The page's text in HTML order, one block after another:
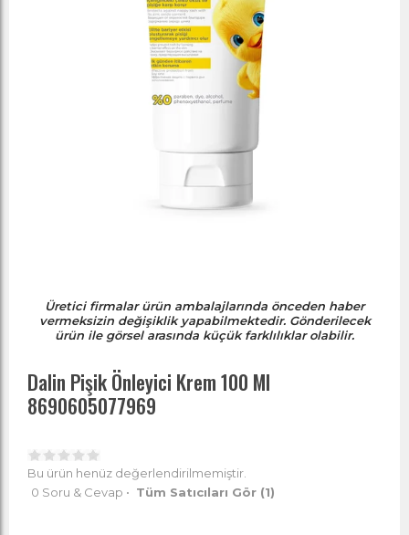
Üretici firmalar ürün ambalajlarında önceden haber
vermeksizin değişiklik yapabilmektedir. Gönderilecek
ürün ile görsel arasında küçük farklılıklar olabilir.
Dalin Pişik Önleyici Krem 100 Ml
8690605077969
Bu ürün henüz değerlendirilmemiştir.
0 Soru & Cevap • Tüm Satıcıları Gör (1)